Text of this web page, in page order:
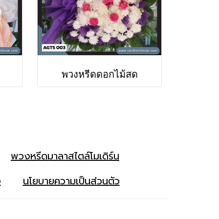
พวงหรีดดอกไม้สด
พวงหรีดมาลาสไตล์โมเดิร์น
นโยบายความเป็นส่วนตัว